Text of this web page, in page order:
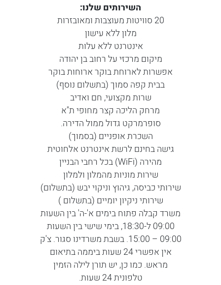
השירותים שלנו:
20 סוויטות מעוצבות ומאובזרות
מלון ללא עישון
אינטרנט ללא עלות
מיקום מרכזי על רחוב בן יהודה
אפשרות לארוחת בוקר ארוחות בוקר
בבית קפה סמוך (בתשלום נוסף)
שרות מקצועי, חם ואדיב
מרחק הליכה קצר מחופי ת"א
סופרמרקט גדול ממול הדירה.
השכרת אופניים (בסמוך)
גישה בחינם לרשת אינטרנט אלחוטית
מהירה (WiFi) בכל רחבי הבניין
שירות מוניות מהמלון ולמלון
שירותי כביסה, גיהוץ וניקוי יבש (בתשלום)
שירותי ניקיון יומיים (בתשלום )
משרד קבלה פתוח בימים א'-ה' בין השעות
09:00 ל-18:30, בימי שישי בין השעות
09:00 – 15:00. בשבת משרדינו סגור. צ'ק
אין אפשרי 24 שעות ביממה בתיאום
מראש. כמו כן, יש תורן לילה הזמין
טלפונית 24 שעות.